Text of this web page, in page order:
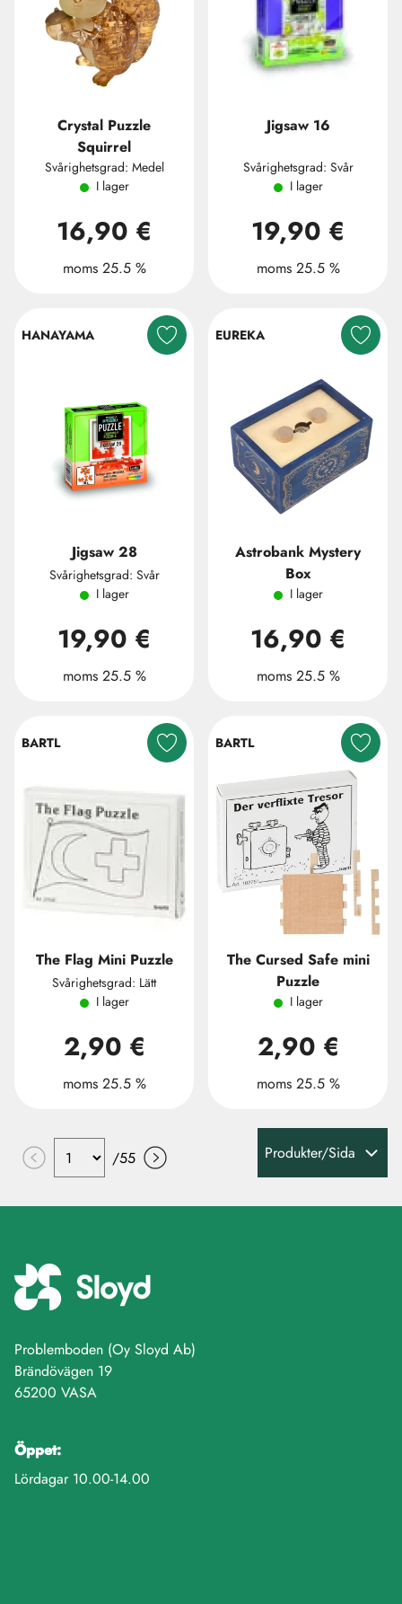
Crystal Puzzle
Squirrel
Svårighetsgrad: Medel
I lager
16,90 €
moms 25.5 %
Jigsaw 16
Svårighetsgrad: Svår
I lager
19,90 €
moms 25.5 %
HANAYAMA
Jigsaw 28
Svårighetsgrad: Svår
I lager
19,90 €
moms 25.5 %
EUREKA
Astrobank Mystery
Box
I lager
16,90 €
moms 25.5 %
BARTL
The Flag Mini Puzzle
Svårighetsgrad: Lätt
I lager
2,90 €
moms 25.5 %
BARTL
The Cursed Safe mini
Puzzle
I lager
2,90 €
moms 25.5 %
/55 Produkter/Sida
Problemboden (Oy Sloyd Ab)
Brändövägen 19
65200 VASA
Öppet:
Lördagar 10.00-14.00